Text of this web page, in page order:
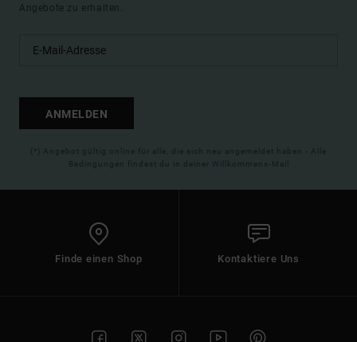
Angebote zu erhalten.
ANMELDEN
(*) Angebot gültig online für alle, die sich neu angemeldet haben - Alle
Bedingungen findest du in deiner Willkommens-Mail
Finde einen Shop Kontaktiere Uns